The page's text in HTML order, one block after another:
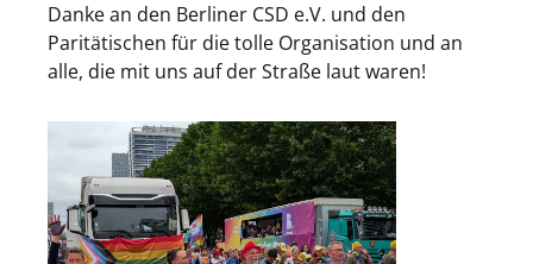
Danke an den Berliner CSD e.V. und den
Paritätischen für die tolle Organisation und an
alle, die mit uns auf der Straße laut waren!